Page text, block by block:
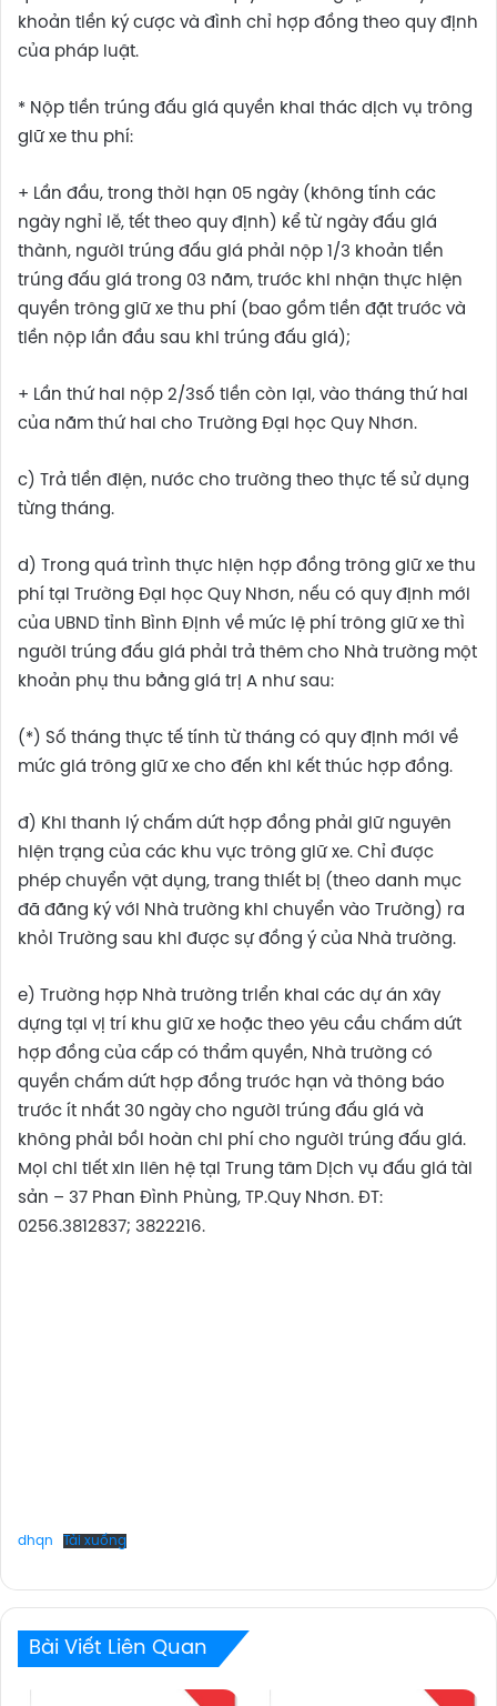
khoản tiền ký cược và đình chỉ hợp đồng theo quy định
của pháp luật.
* Nộp tiền trúng đấu giá quyền khai thác dịch vụ trông
giữ xe thu phí:
+ Lần đầu, trong thời hạn 05 ngày (không tính các
ngày nghỉ lễ, tết theo quy định) kể từ ngày đấu giá
thành, người trúng đấu giá phải nộp 1/3 khoản tiền
trúng đấu giá trong 03 năm, trước khi nhận thực hiện
quyền trông giữ xe thu phí (bao gồm tiền đặt trước và
tiền nộp lần đầu sau khi trúng đấu giá);
+ Lần thứ hai nộp 2/3số tiền còn lại, vào tháng thứ hai
của năm thứ hai cho Trường Đại học Quy Nhơn.
c) Trả tiền điện, nước cho trường theo thực tế sử dụng
từng tháng.
d) Trong quá trình thực hiện hợp đồng trông giữ xe thu
phí tại Trường Đại học Quy Nhơn, nếu có quy định mới
của UBND tỉnh Bình Định về mức lệ phí trông giữ xe thì
người trúng đấu giá phải trả thêm cho Nhà trường một
khoản phụ thu bằng giá trị A như sau:
(*) Số tháng thực tế tính từ tháng có quy định mới về
mức giá trông giữ xe cho đến khi kết thúc hợp đồng.
đ) Khi thanh lý chấm dứt hợp đồng phải giữ nguyên
hiện trạng của các khu vực trông giữ xe. Chỉ được
phép chuyển vật dụng, trang thiết bị (theo danh mục
đã đăng ký với Nhà trường khi chuyển vào Trường) ra
khỏi Trường sau khi được sự đồng ý của Nhà trường.
e) Trường hợp Nhà trường triển khai các dự án xây
dựng tại vị trí khu giữ xe hoặc theo yêu cầu chấm dứt
hợp đồng của cấp có thẩm quyền, Nhà trường có
quyền chấm dứt hợp đồng trước hạn và thông báo
trước ít nhất 30 ngày cho người trúng đấu giá và
không phải bồi hoàn chi phí cho người trúng đấu giá.
Mọi chi tiết xin liên hệ tại Trung tâm Dịch vụ đấu giá tài
sản – 37 Phan Đình Phùng, TP.Quy Nhơn. ĐT:
0256.3812837; 3822216.
dhqn Tải xuống
Bài Viết Liên Quan